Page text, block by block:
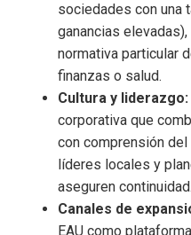
sociedades con una
ganancias
normativa particular
finanzas o salud.
Cultura y liderazgo:
corporativa que
con comprensión
líderes locales y
aseguren continuidad.
Canales de
EAU como